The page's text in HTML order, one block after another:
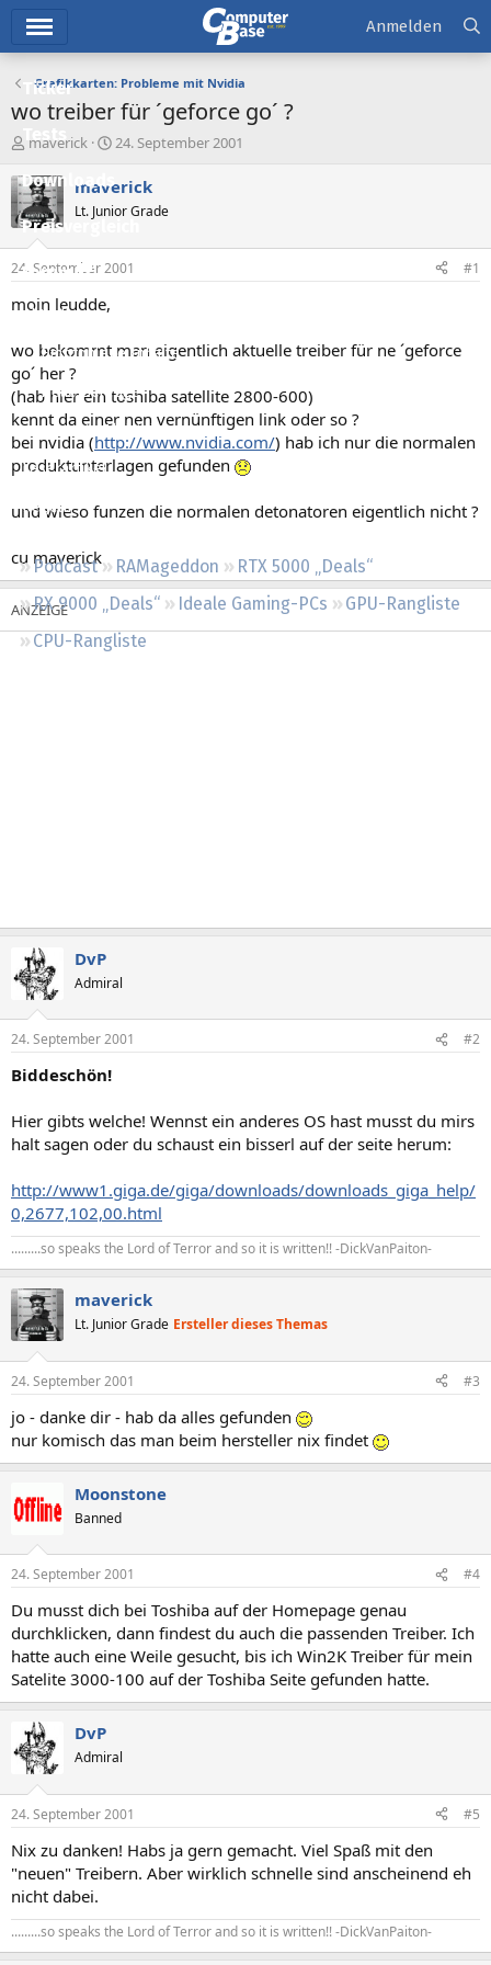
Ticker
Downloads
Preisvergleich
Forum
Aktuelles
Empfohlene Inhalte
Neue Beiträge
Neueste Aktivitäten
Leserartikel
Regeln
Podcast RAMageddon
RTX 5000 „Deals“
RX 9000 „Deals“
Ideale Gaming-PCs
GPU-Rangliste
CPU-Rangliste
Anmelden
Grafikkarten: Probleme mit Nvidia
wo treiber für ´geforce go´ ?
E
s
t
e
e
r
maverick
E
s
e
l
t
24. September 2001
maverick
Lt. Junior Grade
24. September 2001 #1
moin leudde,
wo bekommt man eigentlich aktuelle treiber für ne ´geforce
go´ her ?
(hab hier ein toshiba satellite 2800-600)
kennt da einer nen vernünftigen link oder so ?
bei nvidia (http://www.nvidia.com/) hab ich nur die normalen
produktunterlagen gefunden
und wieso funzen die normalen detonatoren eigentlich nicht ?
cu maverick
DvP
Admiral
24. September 2001 #2
Biddeschön!
Hier gibts welche! Wennst ein anderes OS hast musst du mirs
halt sagen oder du schaust ein bisserl auf der seite herum:
http://www1.giga.de/giga/downloads/downloads_giga_help/
0,2677,102,00.html
.........so speaks the Lord of Terror and so it is written!! -DickVanPaiton-
maverick
Lt. Junior Grade Ersteller dieses Themas
24. September 2001 #3
jo - danke dir - hab da alles gefunden
nur komisch das man beim hersteller nix findet
Moonstone
Banned
24. September 2001 #4
Du musst dich bei Toshiba auf der Homepage genau
durchklicken, dann findest du auch die passenden Treiber. Ich
hatte auch eine Weile gesucht, bis ich Win2K Treiber für mein
Satelite 3000-100 auf der Toshiba Seite gefunden hatte.
DvP
Admiral
24. September 2001 #5
Nix zu danken! Habs ja gern gemacht. Viel Spaß mit den
"neuen" Treibern. Aber wirklich schnelle sind anscheinend eh
nicht dabei.
.........so speaks the Lord of Terror and so it is written!! -DickVanPaiton-